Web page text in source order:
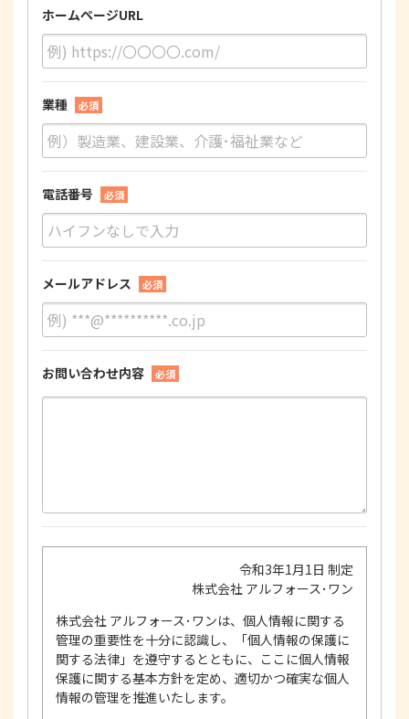
ホームページURL
業種 必須
電話番号 必須
メールアドレス 必須
お問い合わせ内容 必須
令和3年1月1日 制定
株式会社 アルフォース･ワン
株式会社 アルフォース･ワンは、個人情報に関する
管理の重要性を十分に認識し、「個人情報の保護に
関する法律」を遵守するとともに、ここに個人情報
保護に関する基本方針を定め、適切かつ確実な個人
情報の管理を推進いたします。